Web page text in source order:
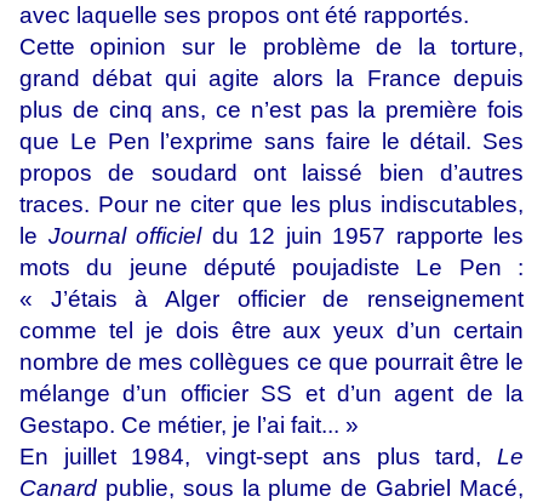
avec laquelle ses propos ont été rapportés.
Cette opinion sur le problème de la torture,
grand débat qui agite alors la France depuis
plus de cinq ans, ce n’est pas la première fois
que Le Pen l’exprime sans faire le détail. Ses
propos de soudard ont laissé bien d’autres
traces. Pour ne citer que les plus indiscutables,
le Journal officieldu 12 juin 1957 rapporte les
mots du jeune député poujadiste Le Pen :
« J’étais à Alger officier de renseignement
comme tel je dois être aux yeux d’un certain
nombre de mes collègues ce que pourrait être le
mélange d’un officier SS et d’un agent de la
Gestapo. Ce métier, je l’ai fait... »
En juillet 1984, vingt-sept ans plus tard, Le
Canard publie, sous la plume de Gabriel Macé,